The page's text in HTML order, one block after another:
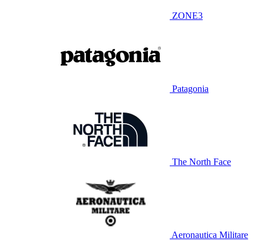
ZONE3
Patagonia
The North Face
Aeronautica Militare